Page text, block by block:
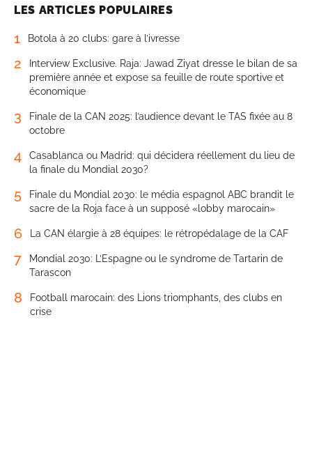
LES ARTICLES POPULAIRES
1 Botola à 20 clubs: gare à l’ivresse
2
Interview Exclusive. Raja: Jawad Ziyat dresse le bilan de sa
première année et expose sa feuille de route sportive et
économique
3
Finale de la CAN 2025: l’audience devant le TAS fixée au 8
octobre
4
Casablanca ou Madrid: qui décidera réellement du lieu de
la finale du Mondial 2030?
5
Finale du Mondial 2030: le média espagnol ABC brandit le
sacre de la Roja face à un supposé «lobby marocain»
6 La CAN élargie à 28 équipes: le rétropédalage de la CAF
7
Mondial 2030: L’Espagne ou le syndrome de Tartarin de
Tarascon
8
Football marocain: des Lions triomphants, des clubs en
crise